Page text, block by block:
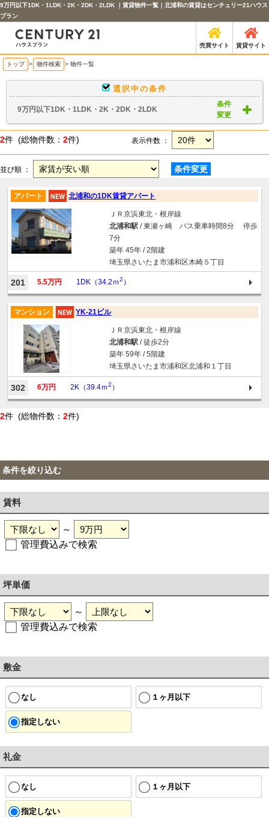
9万円以下1DK・1LDK・2K・2DK・2LDK ｜賃貸物件一覧｜北浦和の賃貸はセンチュリー21ハウス
プラン
売買サイト 賃貸サイト
トップ > 物件検索 > 物件一覧
選択中の条件
9万円以下1DK・1LDK・2K・2DK・2LDK
条件
変更
2件 (総物件数： 2件) 表示件数 ：
並び順 ： 条件変更
アパート 北浦和の1DK賃貸アパート
ＪＲ京浜東北・根岸線
北浦和駅/ 東瀬ヶ崎 バス乗車時間8分 停歩
7分
築年 45年 / 2階建
埼玉県さいたま市浦和区木崎５丁目
201 5.5万円 1DK（34.2ｍ2 ）
マンション YK-21ビル
ＪＲ京浜東北・根岸線
北浦和駅/ 徒歩2分
築年 59年 / 5階建
埼玉県さいたま市浦和区北浦和１丁目
302 6万円 2K（39.4ｍ2 ）
2件 (総物件数： 2件)
条件を絞り込む
賃料
～
管理費込みで検索
坪単価
～
管理費込みで検索
敷金
なし １ヶ月以下
指定しない
礼金
なし １ヶ月以下
指定しない